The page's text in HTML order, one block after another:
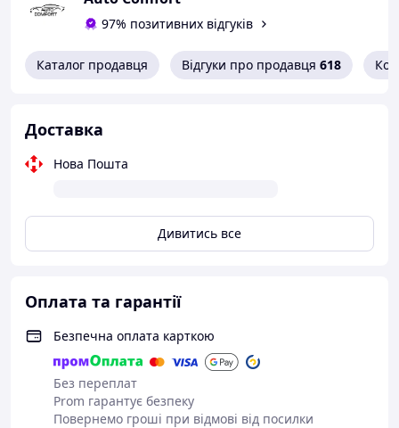
97% позитивних відгуків
Каталог продавця Відгуки про продавця 618
Доставка
Нова Пошта
Дивитись все
Оплата та гарантії
Безпечна оплата карткою
Без переплат
Prom гарантує безпеку
Повернемо гроші при відмові від посилки